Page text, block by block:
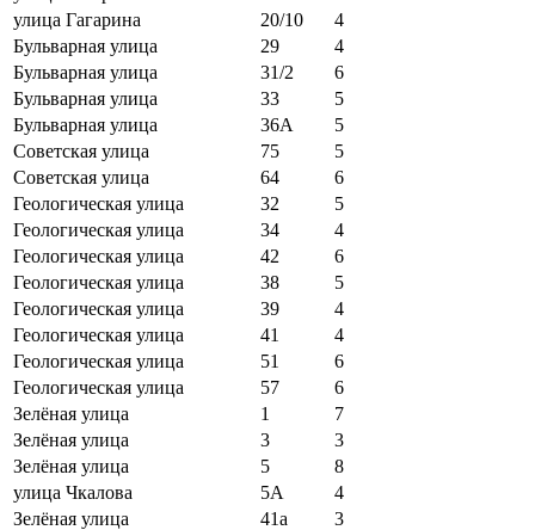
улица Гагарина
20/10
4
Бульварная улица
29
4
Бульварная улица
31/2
6
Бульварная улица
33
5
Бульварная улица
36А
5
Советская улица
75
5
Советская улица
64
6
Геологическая улица
32
5
Геологическая улица
34
4
Геологическая улица
42
6
Геологическая улица
38
5
Геологическая улица
39
4
Геологическая улица
41
4
Геологическая улица
51
6
Геологическая улица
57
6
Зелёная улица
1
7
Зелёная улица
3
3
Зелёная улица
5
8
улица Чкалова
5А
4
Зелёная улица
41а
3